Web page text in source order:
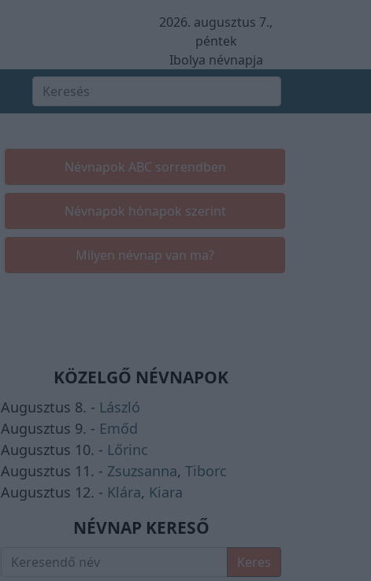
2026. augusztus 7.,
péntek
Ibolya névnapja
Névnapok ABC sorrendben
Névnapok hónapok szerint
Milyen névnap van ma?
KÖZELGŐ NÉVNAPOK
Augusztus 8. - László
Augusztus 9. - Emőd
Augusztus 10. - Lőrinc
Augusztus 11. - Zsuzsanna, Tiborc
Augusztus 12. - Klára, Kiara
NÉVNAP KERESŐ
Keres